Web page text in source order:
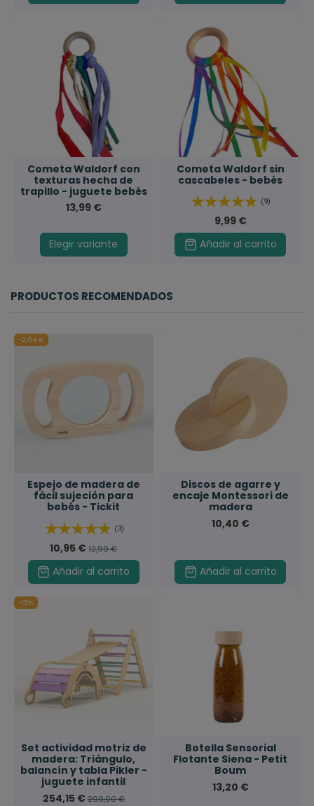
Cometa Waldorf con
texturas hecha de
trapillo - juguete bebés
13,99 €
Elegir variante
Cometa Waldorf sin
cascabeles - bebés
(9)
9,99 €
Añadir al carrito
PRODUCTOS RECOMENDADOS
-2,04 €
Espejo de madera de
fácil sujeción para
bebés - Tickit
(3)
10,95 €12,99 €
Añadir al carrito
Discos de agarre y
encaje Montessori de
madera
10,40 €
Añadir al carrito
-15%
Set actividad motriz de
madera: Triángulo,
balancín y tabla Pikler -
juguete infantil
254,15 € 299,00 €
Botella Sensorial
Flotante Siena - Petit
Boum
13,20 €